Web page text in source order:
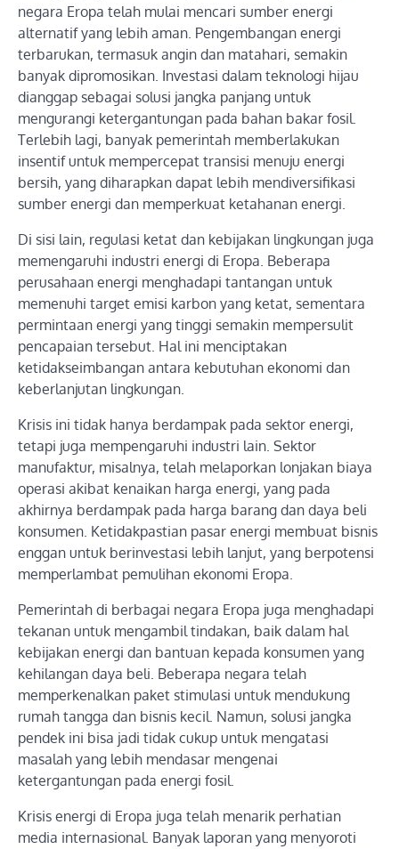
negara Eropa telah mulai mencari sumber energi
alternatif yang lebih aman. Pengembangan energi
terbarukan, termasuk angin dan matahari, semakin
banyak dipromosikan. Investasi dalam teknologi hijau
dianggap sebagai solusi jangka panjang untuk
mengurangi ketergantungan pada bahan bakar fosil.
Terlebih lagi, banyak pemerintah memberlakukan
insentif untuk mempercepat transisi menuju energi
bersih, yang diharapkan dapat lebih mendiversifikasi
sumber energi dan memperkuat ketahanan energi.
Di sisi lain, regulasi ketat dan kebijakan lingkungan juga
memengaruhi industri energi di Eropa. Beberapa
perusahaan energi menghadapi tantangan untuk
memenuhi target emisi karbon yang ketat, sementara
permintaan energi yang tinggi semakin mempersulit
pencapaian tersebut. Hal ini menciptakan
ketidakseimbangan antara kebutuhan ekonomi dan
keberlanjutan lingkungan.
Krisis ini tidak hanya berdampak pada sektor energi,
tetapi juga mempengaruhi industri lain. Sektor
manufaktur, misalnya, telah melaporkan lonjakan biaya
operasi akibat kenaikan harga energi, yang pada
akhirnya berdampak pada harga barang dan daya beli
konsumen. Ketidakpastian pasar energi membuat bisnis
enggan untuk berinvestasi lebih lanjut, yang berpotensi
memperlambat pemulihan ekonomi Eropa.
Pemerintah di berbagai negara Eropa juga menghadapi
tekanan untuk mengambil tindakan, baik dalam hal
kebijakan energi dan bantuan kepada konsumen yang
kehilangan daya beli. Beberapa negara telah
memperkenalkan paket stimulasi untuk mendukung
rumah tangga dan bisnis kecil. Namun, solusi jangka
pendek ini bisa jadi tidak cukup untuk mengatasi
masalah yang lebih mendasar mengenai
ketergantungan pada energi fosil.
Krisis energi di Eropa juga telah menarik perhatian
media internasional. Banyak laporan yang menyoroti